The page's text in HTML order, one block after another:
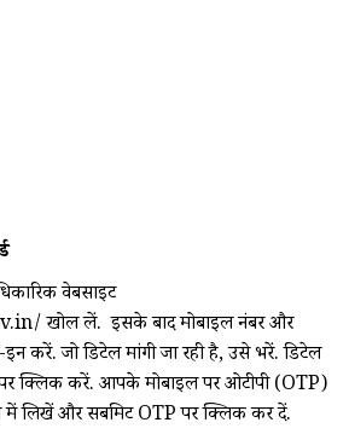
वेबसाइट
खोल लें. इसके बाद मोबाइल नंबर और
करें. जो डिटेल मांगी जा रही है, उसे भरें. डिटेल
क्लिक करें. आपके मोबाइल पर ओटीपी (OTP)
लिखें और सबमिट OTP पर क्लिक कर दें.